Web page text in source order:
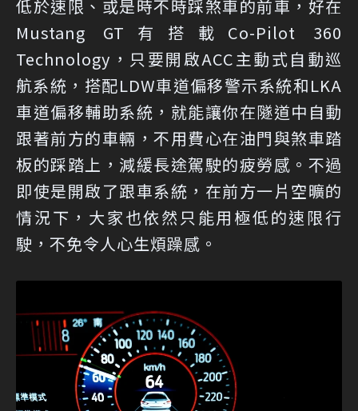
低於速限、或是時不時踩煞車的前車，好在
Mustang GT有搭載Co-Pilot 360
Technology，只要開啟ACC主動式自動巡
航系統，搭配LDW車道偏移警示系統和LKA
車道偏移輔助系統，就能讓你在隧道中自動
跟著前方的車輛，不用費心在油門與煞車踏
板的踩踏上，減緩長途駕駛的疲勞感。不過
即使是開啟了跟車系統，在前方一片空曠的
情況下，大家也依然只能用極低的速限行
駛，不免令人心生煩躁感。